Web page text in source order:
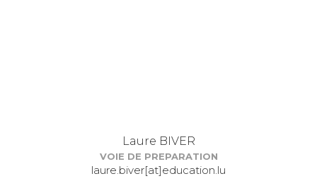
Laure BIVER
VOIE DE PREPARATION
laure.biver[at]education.lu